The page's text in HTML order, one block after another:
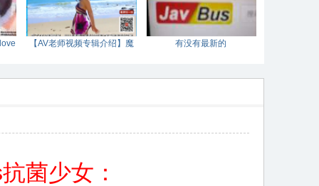
【AV老师视频专辑介绍】魔
有没有最新的
菌少女：